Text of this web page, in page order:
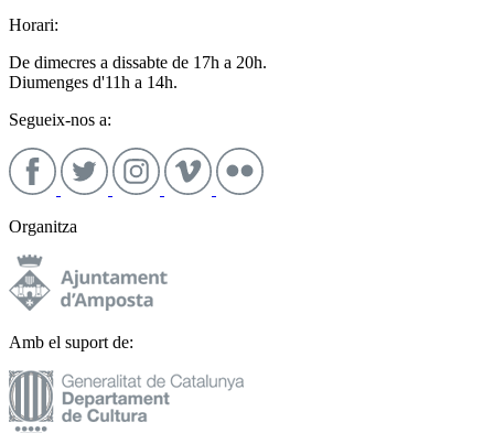
Horari:
De dimecres a dissabte de 17h a 20h.
Diumenges d'11h a 14h.
Segueix-nos a:
Organitza
Amb el suport de: